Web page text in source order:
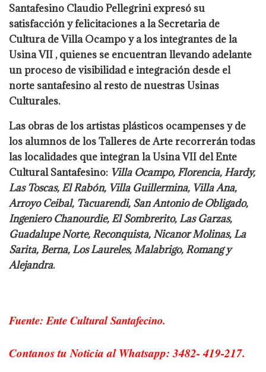
Santafesino Claudio Pellegrini expresó su
satisfacción y felicitaciones a la Secretaria de
Cultura de Villa Ocampo y a los integrantes de la
Usina VII , quienes se encuentran llevando adelante
un proceso de visibilidad e integración desde el
norte santafesino al resto de nuestras Usinas
Culturales.
Las obras de los artistas plásticos ocampenses y de
los alumnos de los Talleres de Arte recorrerán todas
las localidades que integran la Usina VII del Ente
Cultural Santafesino: Villa Ocampo, Florencia, Hardy,
Las Toscas, El Rabón, Villa Guillermina, Villa Ana,
Arroyo Ceibal, Tacuarendi, San Antonio de Obligado,
Ingeniero Chanourdie, El Sombrerito, Las Garzas,
Guadalupe Norte, Reconquista, Nicanor Molinas, La
Sarita, Berna, Los Laureles, Malabrigo, Romang y
Alejandra.
Fuente: Ente Cultural Santafecino.
Contanos tu Noticia al Whatsapp: 3482- 419-217.